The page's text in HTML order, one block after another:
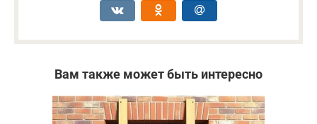
Вам также может быть интересно